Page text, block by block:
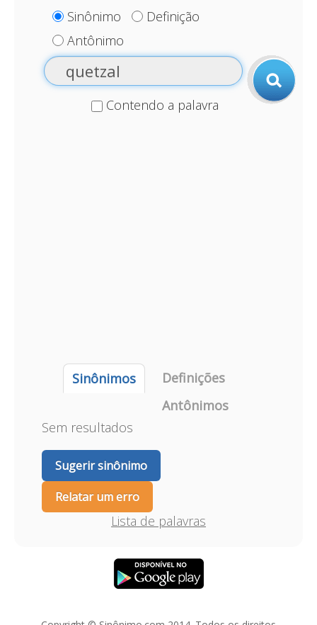
Sinônimo
Definição
Antônimo
Contendo a palavra
Sinônimos
Definições
Antônimos
Sem resultados
Sugerir sinônimo
Relatar um erro
Lista de palavras